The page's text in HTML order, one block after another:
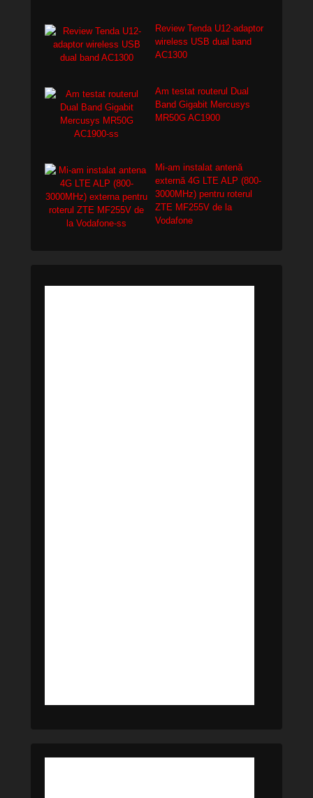
Review Tenda U12-adaptor
wireless USB dual band
AC1300
Am testat routerul Dual
Band Gigabit Mercusys
MR50G AC1900
Mi-am instalat antenă
externă 4G LTE ALP (800-
3000MHz) pentru roterul
ZTE MF255V de la
Vodafone